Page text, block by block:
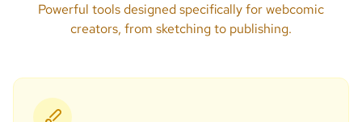
Powerful tools designed specifically for webcomic
creators, from sketching to publishing.